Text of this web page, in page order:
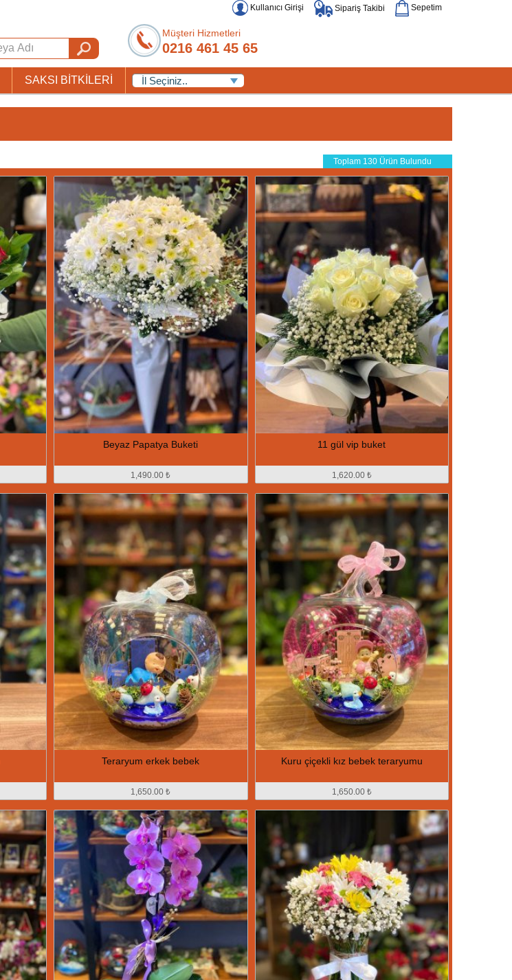
Kullanıcı Girişi Sipariş Takibi Sepetim
Müşteri Hizmetleri
0216 461 45 65
SAKSI BİTKİLERİ
Toplam 130 Ürün Bulundu
Beyaz Papatya Buketi
1,490.00 ₺
11 gül vip buket
1,620.00 ₺
Teraryum erkek bebek
1,650.00 ₺
Kuru çiçekli kız bebek teraryumu
1,650.00 ₺